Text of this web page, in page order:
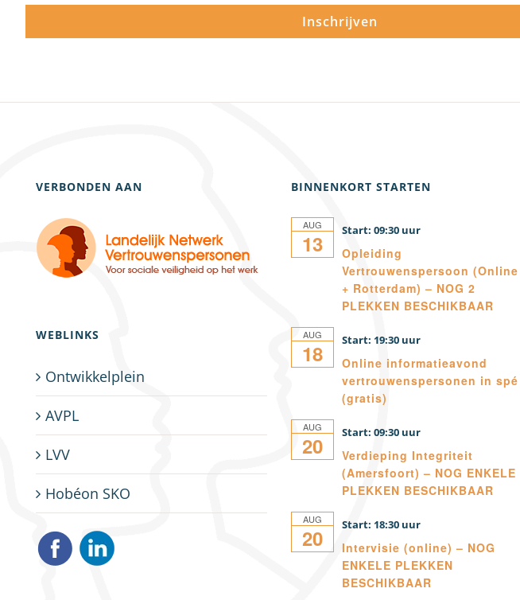
VERBONDEN AAN
WEBLINKS
Ontwikkelplein
AVPL
LVV
Hobéon SKO
BINNENKORT STARTEN
AUG
13 09:30
Opleiding
Vertrouwenspersoon (Online
+ Rotterdam) – NOG 2
PLEKKEN BESCHIKBAAR
AUG
18 19:30
Online informatieavond
vertrouwenspersonen in spé
(gratis)
AUG
20 09:30
Verdieping Integriteit
(Amersfoort) – NOG ENKELE
PLEKKEN BESCHIKBAAR
AUG
20 18:30
Intervisie (online) – NOG
ENKELE PLEKKEN
BESCHIKBAAR